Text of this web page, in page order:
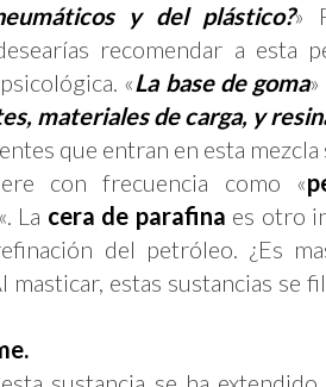
y del plástico?»
recomendar a esta
«La base de goma
materiales de carga, y
que entran en esta mezcla
con frecuencia como «
«. La cera de parafina es otro
del petróleo. ¿Es
estas sustancias se